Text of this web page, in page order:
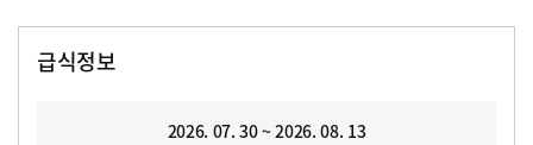
급식정보
2026. 07. 30 ~ 2026. 08. 13